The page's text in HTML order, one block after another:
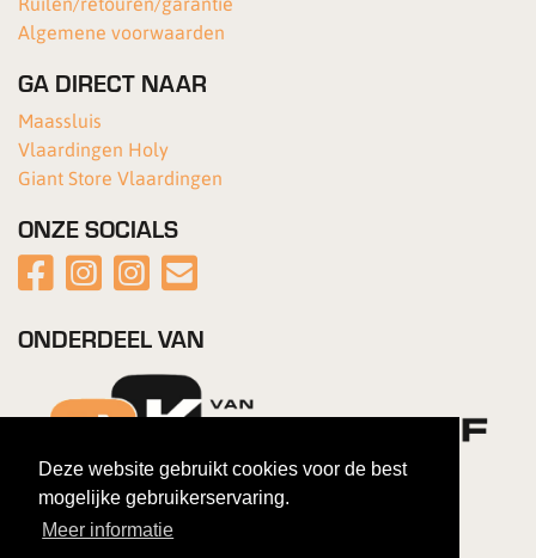
Deze website gebruikt cookies voor de best
mogelijke gebruikerservaring.
Meer informatie
Algemene voorwaarden
GA DIRECT NAAR
Maassluis
Vlaardingen Holy
Giant Store Vlaardingen
ONZE SOCIALS
ONDERDEEL VAN